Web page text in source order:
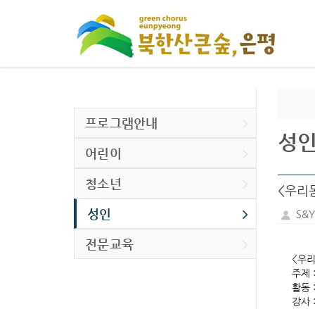
프로그램안내
어린이
청소년
성인
전문교육
성
<우리
<우
주제
활동
강사